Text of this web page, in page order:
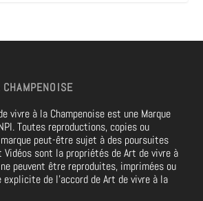
vivre à la Champenoise est une Marque
Toutes reproductions, copies ou
peut-être sujet à des poursuites
Vidéos sont la propriétés de Art de vivre à
peuvent être reproduites, imprimées ou
de l’accord de Art de vivre à la